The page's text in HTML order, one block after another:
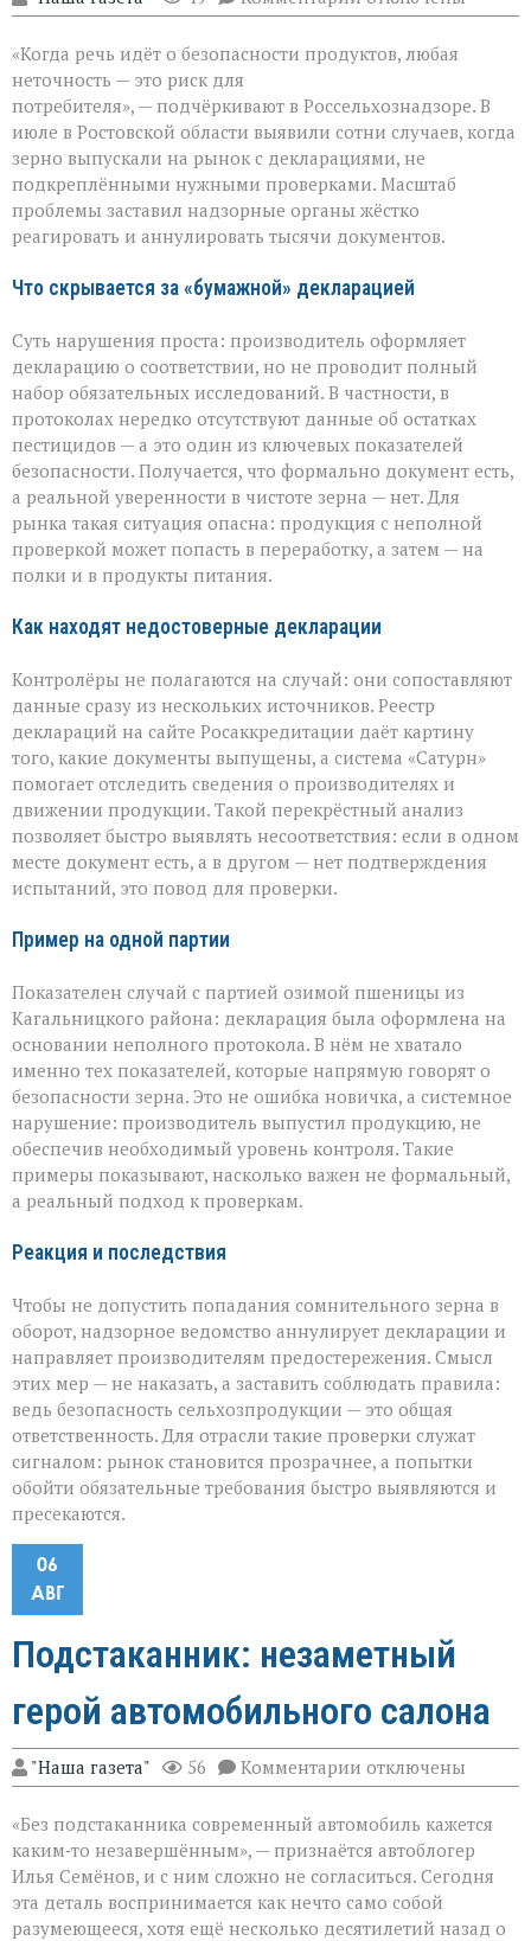
записи
под
Ростовской
области
вскрыли
массовые
нарушения
декларирования
«Когда речь идёт о безопасности продуктов, любая
неточность — это риск для
потребителя», — подчёркивают в Россельхознадзоре. В
июле в Ростовской области выявили сотни случаев, когда
зерно выпускали на рынок с декларациями, не
подкреплёнными нужными проверками. Масштаб
проблемы заставил надзорные органы жёстко
реагировать и аннулировать тысячи документов.
Что скрывается за «бумажной» декларацией
Суть нарушения проста: производитель оформляет
декларацию о соответствии, но не проводит полный
набор обязательных исследований. В частности, в
протоколах нередко отсутствуют данные об остатках
пестицидов — а это один из ключевых показателей
безопасности. Получается, что формально документ есть,
а реальной уверенности в чистоте зерна — нет. Для
рынка такая ситуация опасна: продукция с неполной
проверкой может попасть в переработку, а затем — на
полки и в продукты питания.
Как находят недостоверные декларации
Контролёры не полагаются на случай: они сопоставляют
данные сразу из нескольких источников. Реестр
деклараций на сайте Росаккредитации даёт картину
того, какие документы выпущены, а система «Сатурн»
помогает отследить сведения о производителях и
движении продукции. Такой перекрёстный анализ
позволяет быстро выявлять несоответствия: если в одном
месте документ есть, а в другом — нет подтверждения
испытаний, это повод для проверки.
Пример на одной партии
Показателен случай с партией озимой пшеницы из
Кагальницкого района: декларация была оформлена на
основании неполного протокола. В нём не хватало
именно тех показателей, которые напрямую говорят о
безопасности зерна. Это не ошибка новичка, а системное
нарушение: производитель выпустил продукцию, не
обеспечив необходимый уровень контроля. Такие
примеры показывают, насколько важен не формальный,
а реальный подход к проверкам.
Реакция и последствия
Чтобы не допустить попадания сомнительного зерна в
оборот, надзорное ведомство аннулирует декларации и
направляет производителям предостережения. Смысл
этих мер — не наказать, а заставить соблюдать правила:
ведь безопасность сельхозпродукции — это общая
ответственность. Для отрасли такие проверки служат
сигналом: рынок становится прозрачнее, а попытки
обойти обязательные требования быстро выявляются и
пресекаются.
06
АВГ
Подстаканник: незаметный
герой автомобильного салона
"Наша газета" 56 Комментарии к
записи
незаметный
герой
автомобильного
салона
отключены
«Без подстаканника современный автомобиль кажется
каким‑то незавершённым», — признаётся автоблогер
Илья Семёнов, и с ним сложно не согласиться. Сегодня
эта деталь воспринимается как нечто само собой
разумеющееся, хотя ещё несколько десятилетий назад о